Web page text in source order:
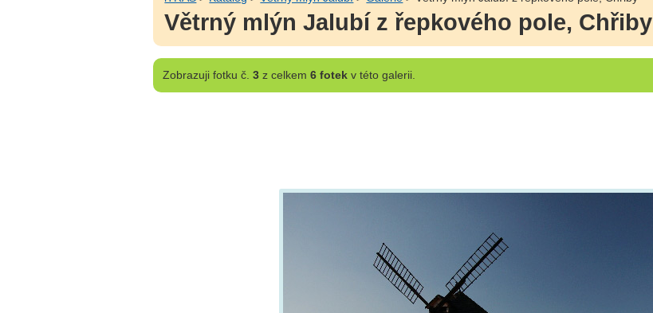
Větrný mlýn Jalubí z řepkového pole, Chřiby
Zobrazujifotku č. 3z celkem 6 fotekv této galerii.